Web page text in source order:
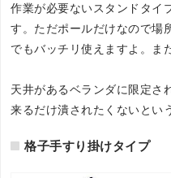
作業が必要ないスタンドタイ
す。ただポールだけなので場
でもバッチリ使えますよ。ま
天井があるベランダに限定さ
来るだけ潰されたくないとい
格子手すり掛けタイプ